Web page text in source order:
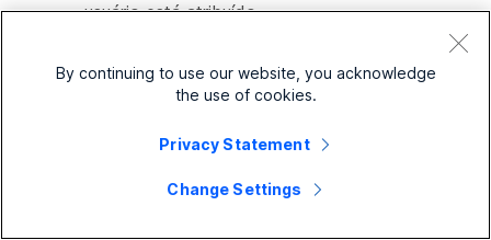
usuário está atribuído.
tiver selecionado a opçãoNúmero de
identificador de chamadas externo
Se o local não tiver um número principal,
esta opção não aparecerá.
By continuing to use our website, you acknowledge
the use of cookies.
Privacy Statement
Change Settings